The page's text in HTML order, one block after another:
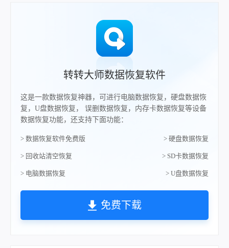
转转大师数据恢复软件
这是一款数据恢复神器，可进行电脑数据恢复，硬盘数据恢
复，U盘数据恢复， 误删数据恢复，内存卡数据恢复等设备
数据恢复功能，还支持下面功能：
> 数据恢复软件免费版 > 硬盘数据恢复
> 回收站清空恢复 > SD卡数据恢复
> 电脑数据恢复 > U盘数据恢复
免费下载